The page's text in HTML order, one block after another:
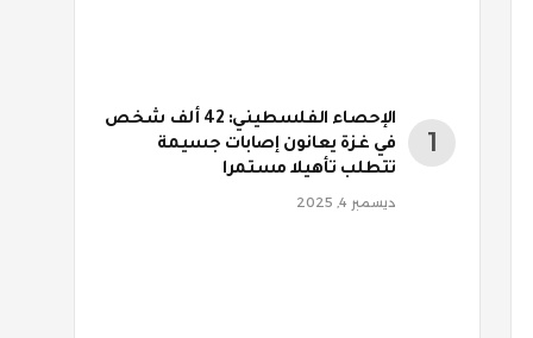
الإحصاء الفلسطيني: 42 ألف شخص
في غزة يعانون إصابات جسيمة
تتطلب تأهيلا مستمرا
ديسمبر 4, 2025